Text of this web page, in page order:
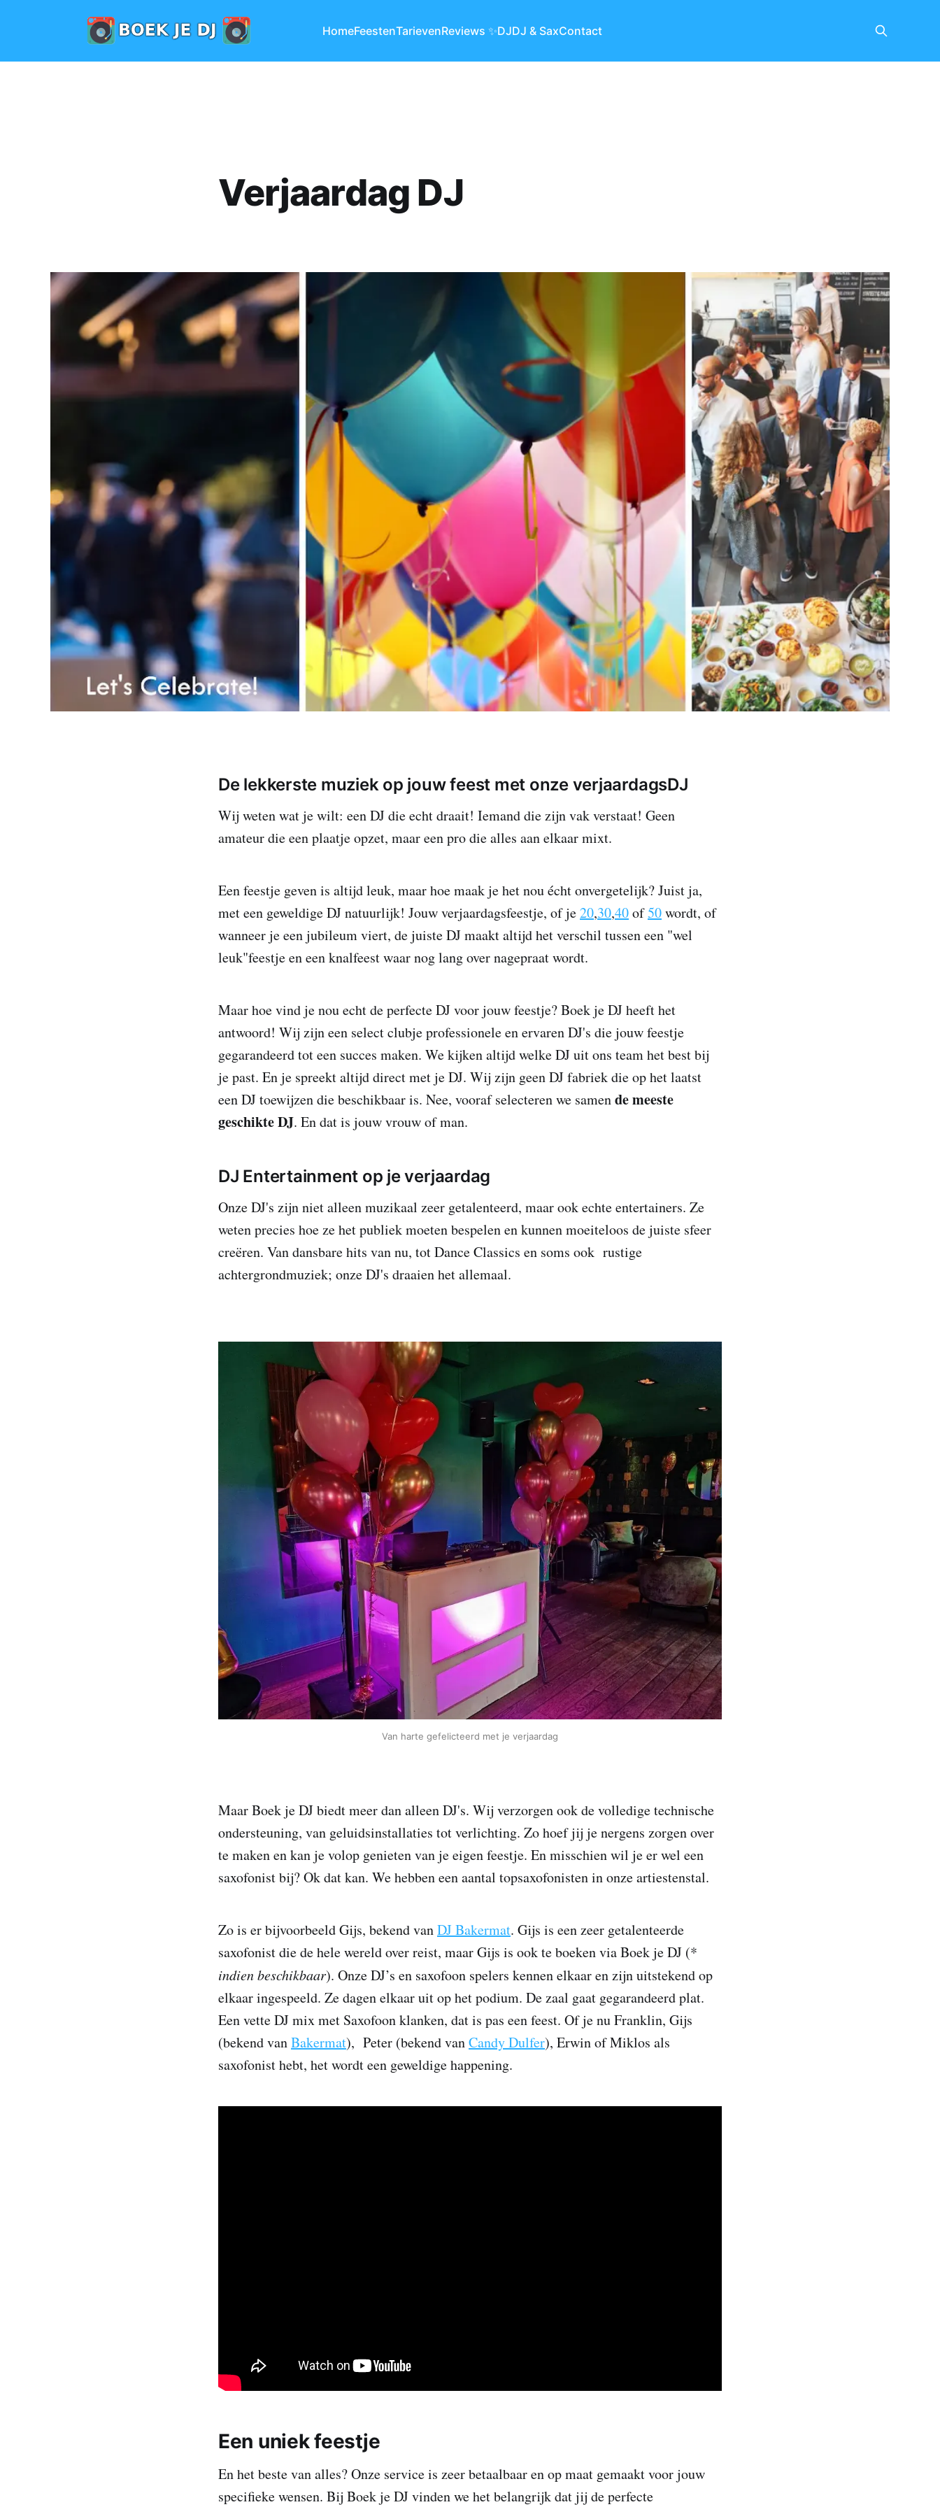
HomeFeestenTarievenReviews ✨DJDJ & SaxContact
Verjaardag DJ
De lekkerste muziek op jouw feest met onze verjaardagsDJ
Wij weten wat je wilt: een DJ die echt draait! Iemand die zijn vak verstaat! Geen
amateur die een plaatje opzet, maar een pro die alles aan elkaar mixt.
Een feestje geven is altijd leuk, maar hoe maak je het nou écht onvergetelijk? Juist ja,
met een geweldige DJ natuurlijk! Jouw verjaardagsfeestje, of je20,30,40of50wordt, of
wanneer je een jubileum viert, de juiste DJ maakt altijd het verschil tussen een "wel
leuk"feestje en een knalfeest waar nog lang over nagepraat wordt.
Maar hoe vind je nou echt de perfecte DJ voor jouw feestje? Boek je DJ heeft het
antwoord! Wij zijn een select clubje professionele en ervaren DJ's die jouw feestje
gegarandeerd tot een succes maken. We kijken altijd welke DJ uit ons team het best bij
je past. En je spreekt altijd direct met je DJ. Wij zijn geen DJ fabriek die op het laatst
een DJ toewijzen die beschikbaar is. Nee, vooraf selecteren we samende meeste
geschikte DJ. En dat is jouw vrouw of man.
DJ Entertainment op je verjaardag
Onze DJ's zijn niet alleen muzikaal zeer getalenteerd, maar ook echte entertainers. Ze
weten precies hoe ze het publiek moeten bespelen en kunnen moeiteloos de juiste sfeer
creëren. Van dansbare hits van nu, tot Dance Classics en soms ook rustige
achtergrondmuziek; onze DJ's draaien het allemaal.
Van harte gefelicteerd met je verjaardag
Maar Boek je DJ biedt meer dan alleen DJ's. Wij verzorgen ook de volledige technische
ondersteuning, van geluidsinstallaties tot verlichting. Zo hoef jij je nergens zorgen over
te maken en kan je volop genieten van je eigen feestje. En misschien wil je er wel een
saxofonist bij? Ok dat kan. We hebben een aantal topsaxofonisten in onze artiestenstal.
Zo is er bijvoorbeeld Gijs, bekend vanDJ Bakermat. Gijs is een zeer getalenteerde
saxofonist die de hele wereld over reist, maar Gijs is ook te boeken via Boek je DJ (*
indien beschikbaar). Onze DJ’s en saxofoon spelers kennen elkaar en zijn uitstekend op
elkaar ingespeeld. Ze dagen elkaar uit op het podium. De zaal gaat gegarandeerd plat.
Een vette DJ mix met Saxofoon klanken, dat is pas een feest. Of je nu Franklin, Gijs
(bekend vanBakermat), Peter (bekend vanCandy Dulfer), Erwin of Miklos als
saxofonist hebt, het wordt een geweldige happening.
Een uniek feestje
En het beste van alles? Onze service is zeer betaalbaar en op maat gemaakt voor jouw
specifieke wensen. Bij Boek je DJ vinden we het belangrijk dat jij de perfecte